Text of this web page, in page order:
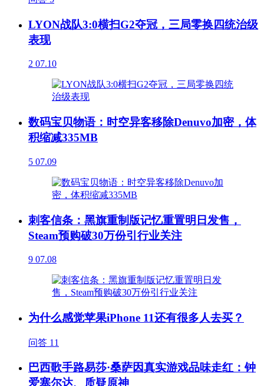
LYON战队3:0横扫G2夺冠，三局零换四统治级
表现
2 07.10
数码宝贝物语：时空异客移除Denuvo加密，体
积缩减335MB
5 07.09
刺客信条：黑旗重制版记忆重置明日发售，
Steam预购破30万份引行业关注
9 07.08
为什么感觉苹果iPhone 11还有很多人去买？
问答 11
巴西歌手路易莎·桑萨因真实游戏品味走红：钟
爱塞尔达、质疑原神